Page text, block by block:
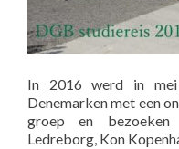
In 2016 werd in mei
Denemarken met een
groep en bezoeken
Ledreborg, Kon